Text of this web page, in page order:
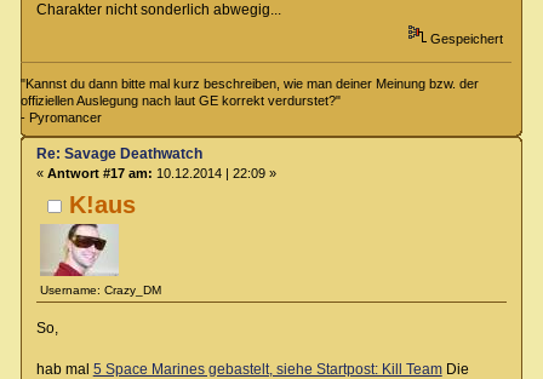
Charakter nicht sonderlich abwegig...
Gespeichert
"Kannst du dann bitte mal kurz beschreiben, wie man deiner Meinung bzw. der
offiziellen Auslegung nach laut GE korrekt verdurstet?"
- Pyromancer
K!aus
Username: Crazy_DM
Re: Savage Deathwatch
« Antwort #17 am: 10.12.2014 | 22:09 »
So,
hab mal 5 Space Marines gebastelt, siehe Startpost: Kill TeamDie